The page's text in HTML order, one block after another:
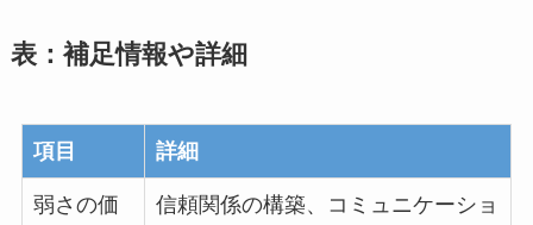
表：補足情報や詳細
項目 詳細
弱さの価
信頼関係の構築、コミュニケーショ